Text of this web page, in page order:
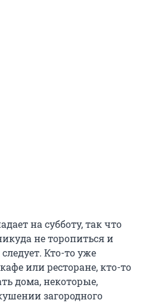
на субботу, так что
не торопиться и
Кто-то уже
или ресторане, кто-то
дома, некоторые,
загородного